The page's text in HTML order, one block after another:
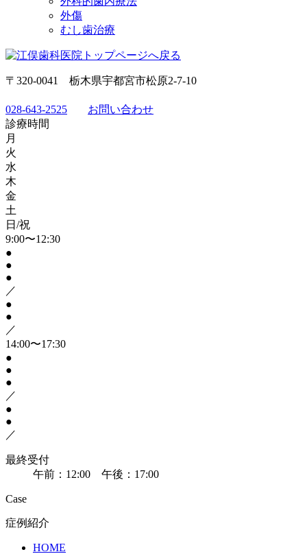
外傷
むし歯治療
〒320-0041 栃木県宇都宮市松原2-7-10
028-643-2525
お問い合わせ
診療時間
月
火
水
木
金
土
日/祝
9:00〜12:30
●
●
●
／
●
●
／
14:00〜17:30
●
●
●
／
●
●
／
最終受付
午前：12:00 午後：17:00
Case
症例紹介
HOME